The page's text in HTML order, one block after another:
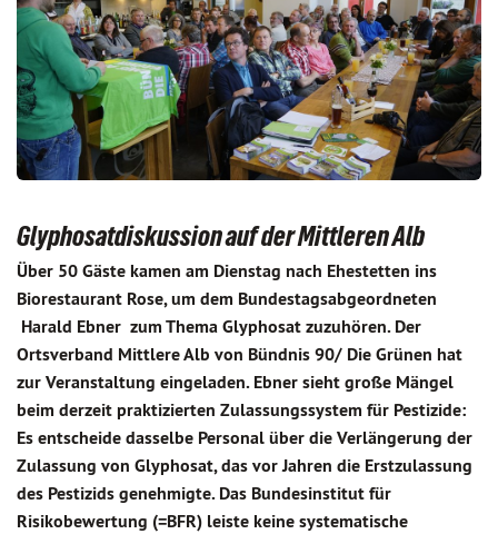
Glyphosatdiskussion auf der Mittleren Alb
Über 50 Gäste kamen am Dienstag nach Ehestetten ins
Biorestaurant Rose, um dem Bundestagsabgeordneten
Harald Ebner zum Thema Glyphosat zuzuhören. Der
Ortsverband Mittlere Alb von Bündnis 90/ Die Grünen hat
zur Veranstaltung eingeladen. Ebner sieht große Mängel
beim derzeit praktizierten Zulassungssystem für Pestizide:
Es entscheide dasselbe Personal über die Verlängerung der
Zulassung von Glyphosat, das vor Jahren die Erstzulassung
des Pestizids genehmigte. Das Bundesinstitut für
Risikobewertung (=BFR) leiste keine systematische